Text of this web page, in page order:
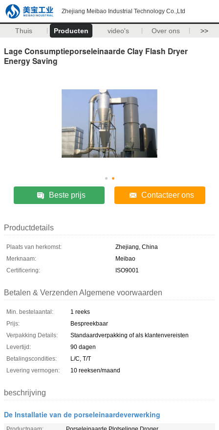
Zhejiang Meibao Industrial Technology Co.,Ltd
Thuis Producten video's Over ons >>
Lage Consumptieporseleinaarde Clay Flash Dryer
Energy Saving
Beste prijs Contacteer ons
Productdetails
Plaats van herkomst:
Zhejiang, China
Merknaam:
Meibao
Certificering:
ISO9001
Betalen & Verzenden Algemene voorwaarden
Min. bestelaantal:
1 reeks
Prijs:
Bespreekbaar
Verpakking Details:
Standaardverpakking of als klantenvereisten
Levertijd:
90 dagen
Betalingscondities:
L/C, T/T
Levering vermogen:
10 reeksen/maand
beschrijving
De Installatie van de porseleinaardeverwerking